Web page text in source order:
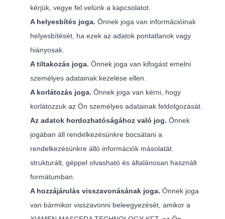
kérjük, vegye fel velünk a kapcsolatot.
A helyesbítés joga. Önnek joga van információinak
helyesbítését, ha ezek az adatok pontatlanok vagy
hiányosak.
A tiltakozás joga. Önnek joga van kifogást emelni
személyes adatainak kezelése ellen.
A korlátozás joga. Önnek joga van kérni, hogy
korlátozzuk az Ön személyes adatainak feldolgozását.
Az adatok hordozhatóságához való jog. Önnek
jogában áll rendelkezésünkre bocsátani a
rendelkezésünkre álló információk másolatát
strukturált, géppel olvasható és általánosan használt
formátumban.
A hozzájárulás visszavonásának joga. Önnek joga
van bármikor visszavonni beleegyezését, amikor a